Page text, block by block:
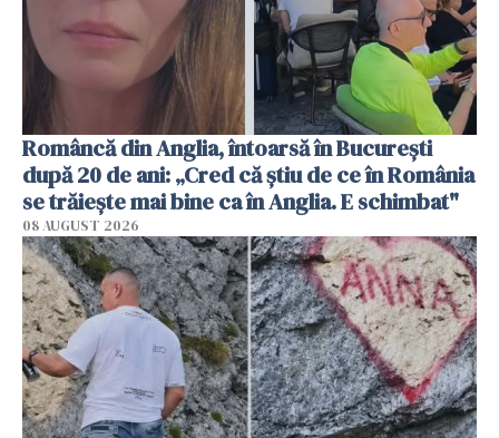
Româncă din Anglia, întoarsă în București
după 20 de ani: „Cred că știu de ce în România
se trăiește mai bine ca în Anglia. E schimbat"
08 AUGUST 2026